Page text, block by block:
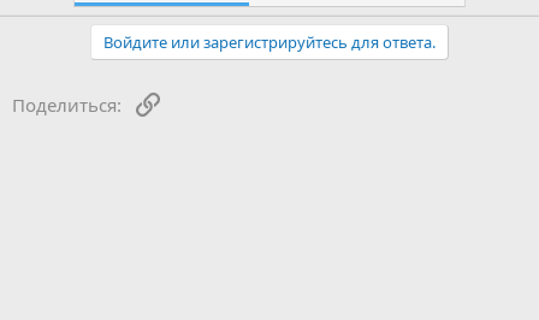
Войдите или зарегистрируйтесь для ответа.
Поделиться: Ссылка